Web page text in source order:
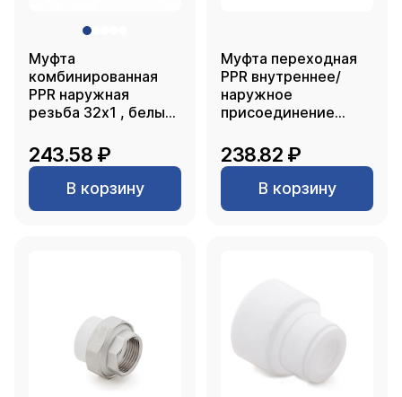
Муфта
комбинированная
PPR наружная
резьба 32х1 , белый,
243.58 ₽
В корзину
Муфта переходная
PPR внутреннее/
наружное
присоединение
238.82 ₽
В корзину